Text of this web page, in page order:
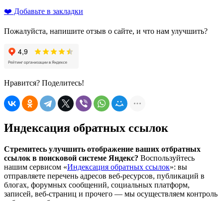
❤️ Добавьте в закладки
Пожалуйста, напишите отзыв о сайте, и что нам улучшить?
Нравится? Поделитесь!
Индексация обратных ссылок
Стремитесь улучшить отображение ваших отбратных
ссылок в поисковой системе Яндекс? Воспользуйтесь
нашим сервисом «Индексация обратных ссылок»: вы
отправляете перечень адресов веб-ресурсов, публикаций в
блогах, форумных сообщений, социальных платформ,
записей, веб-страниц и прочего — мы осуществляем контроль